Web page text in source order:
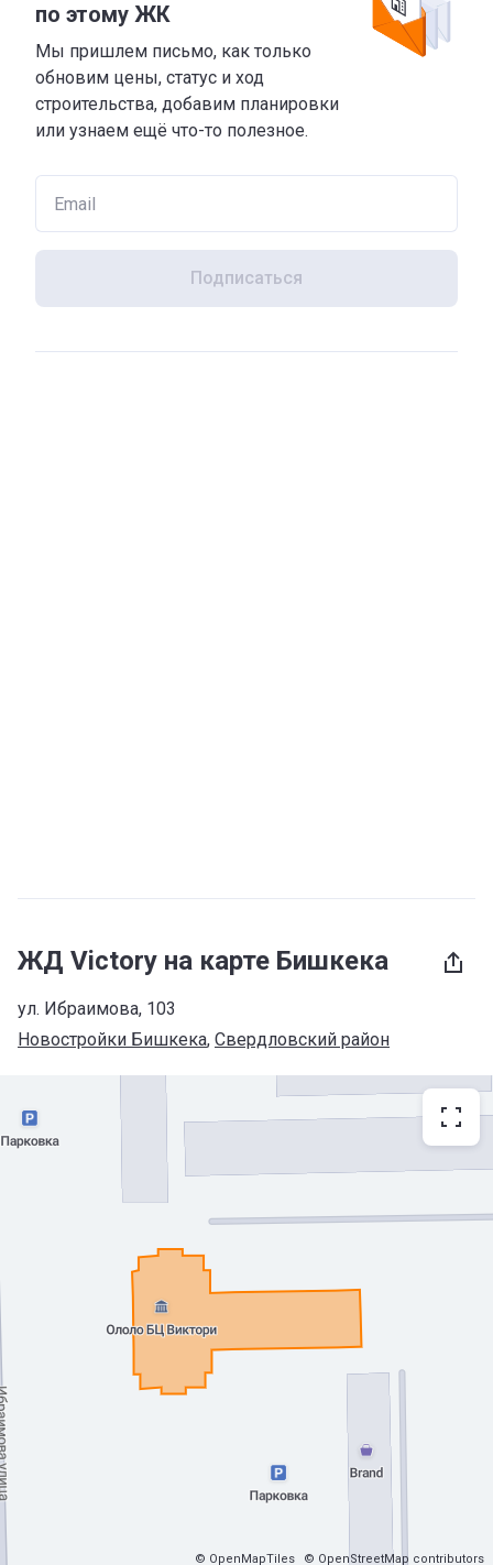
по этому ЖК
Мы пришлем письмо, как только
обновим цены, статус и ход
строительства, добавим планировки
или узнаем ещё что-то полезное.
Подписаться
ЖД Victory на карте Бишкека
ул. Ибраимова, 103
Новостройки Бишкека, Свердловский район
© OpenMapTiles © OpenStreetMap contributors